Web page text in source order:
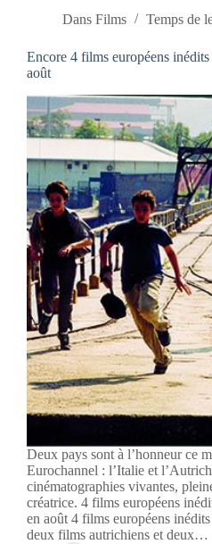
Dans Films Temps de
Encore 4 films européens
août
Deux pays sont à l’honneur ce
Eurochannel : l’Italie et
cinématographies vivantes,
créatrice. 4 films européens
en août 4 films européens
deux films autrichiens et deux…